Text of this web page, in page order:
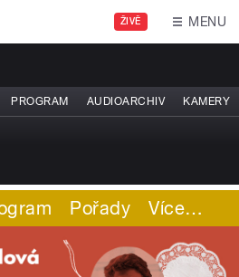
ŽIVĚ MENU
PROGRAM AUDIOARCHIV KAMERY
Pořady Více…